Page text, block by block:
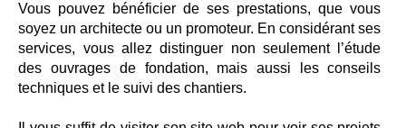
Vous pouvez bénéficier de ses prestations, que vous
soyez un architecte ou un promoteur. En considérant ses
services, vous allez distinguer non seulement l’étude
des ouvrages de fondation, mais aussi les conseils
techniques et le suivi des chantiers.